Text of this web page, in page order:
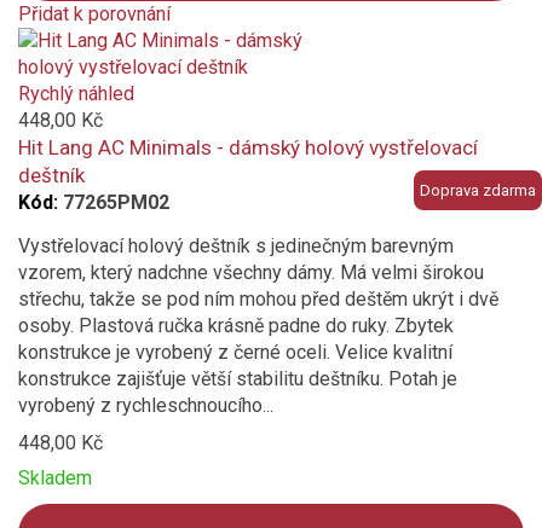
Přidat k porovnání
Product
is
added
to
compare
Doprava zdarma
Rychlý náhled
448,00 Kč
Hit Lang AC Minimals - dámský holový vystřelovací
deštník
Kód: 77265PM02
Vystřelovací holový deštník s jedinečným barevným
vzorem, který nadchne všechny dámy. Má velmi širokou
střechu, takže se pod ním mohou před deštěm ukrýt i dvě
osoby. Plastová ručka krásně padne do ruky. Zbytek
konstrukce je vyrobený z černé oceli. Velice kvalitní
konstrukce zajišťuje větší stabilitu deštníku. Potah je
vyrobený z rychleschnoucího...
448,00 Kč
Skladem